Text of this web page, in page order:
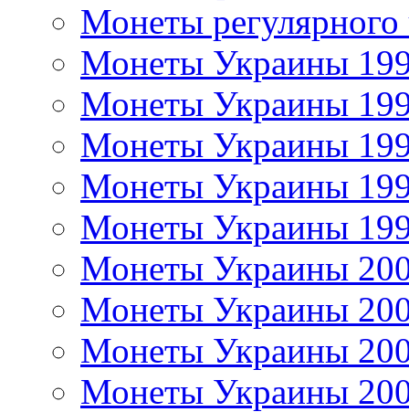
Монеты регулярного
Монеты Украины
Монеты Украины
Монеты Украины
Монеты Украины
Монеты Украины
Монеты Украины
Монеты Украины
Монеты Украины
Монеты Украины